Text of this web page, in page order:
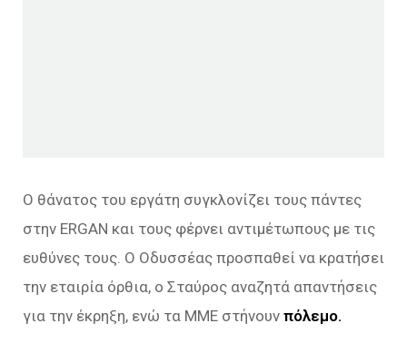
Ο θάνατος του εργάτη συγκλονίζει τους πάντες
στην ERGAN και τους φέρνει αντιμέτωπους με τις
ευθύνες τους. Ο Οδυσσέας προσπαθεί να κρατήσει
την εταιρία όρθια, ο Σταύρος αναζητά απαντήσεις
για την έκρηξη, ενώ τα ΜΜΕ στήνουν πόλεμο.